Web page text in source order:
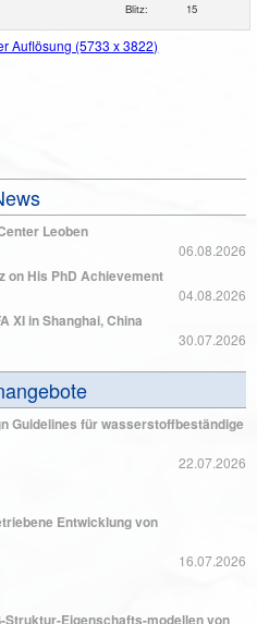
Blitz:
15
Auflösung (5733 x 3822)
Leoben
06.08.2026
on His PhD Achievement
04.08.2026
XI in Shanghai, China
30.07.2026
Guidelines für wasserstoffbeständige
22.07.2026
Entwicklung von
16.07.2026
Eigenschafts-modellen von